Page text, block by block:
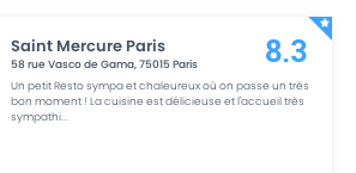
Saint Mercure Paris
58 rue Vasco de Gama,75015Paris
Un petit Resto sympa et chaleureux où on passe un très
bon moment ! La cuisine est délicieuse et l'accueil très
sympathi...
8.3